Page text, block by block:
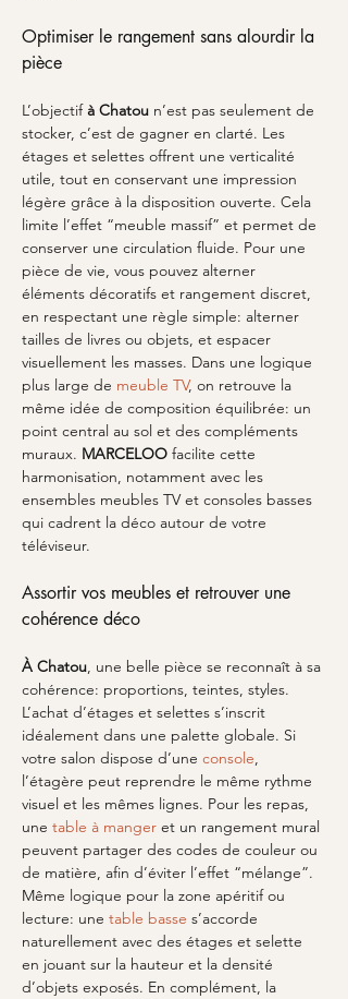
Optimiser le rangement sans alourdir la
pièce
L’objectif à Chatou n’est pas seulement de
stocker, c’est de gagner en clarté. Les
étages et selettes offrent une verticalité
utile, tout en conservant une impression
légère grâce à la disposition ouverte. Cela
limite l’effet “meuble massif” et permet de
conserver une circulation fluide. Pour une
pièce de vie, vous pouvez alterner
éléments décoratifs et rangement discret,
en respectant une règle simple: alterner
tailles de livres ou objets, et espacer
visuellement les masses. Dans une logique
plus large de meuble TV, on retrouve la
même idée de composition équilibrée: un
point central au sol et des compléments
muraux. MARCELOO facilite cette
harmonisation, notamment avec les
ensembles meubles TV et consoles basses
qui cadrent la déco autour de votre
téléviseur.
Assortir vos meubles et retrouver une
cohérence déco
À Chatou, une belle pièce se reconnaît à sa
cohérence: proportions, teintes, styles.
L’achat d’étages et selettes s’inscrit
idéalement dans une palette globale. Si
votre salon dispose d’une console,
l’étagère peut reprendre le même rythme
visuel et les mêmes lignes. Pour les repas,
une table à manger et un rangement mural
peuvent partager des codes de couleur ou
de matière, afin d’éviter l’effet “mélange”.
Même logique pour la zone apéritif ou
lecture: une table basse s’accorde
naturellement avec des étages et selette
en jouant sur la hauteur et la densité
d’objets exposés. En complément, la